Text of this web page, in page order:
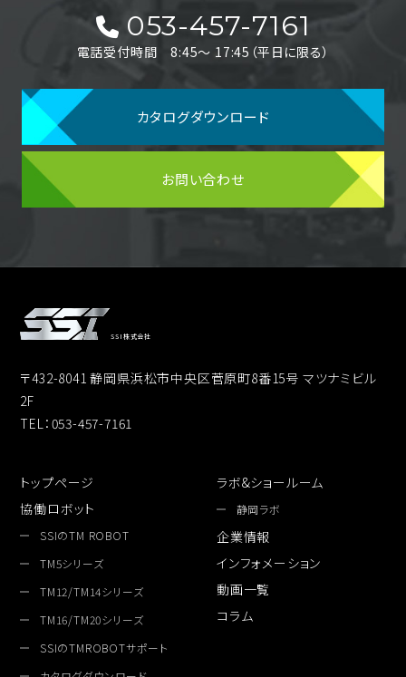
053-457-7161
電話受付時間 8:45〜 17:45（平日に限る）
カタログダウンロード
お問い合わせ
SSI株式会社
〒432-8041 静岡県浜松市中央区菅原町8番15号 マツナミビル
2F
TEL：053-457-7161
トップページ
協働ロボット
SSIのTM ROBOT
TM5シリーズ
TM12/TM14シリーズ
TM16/TM20シリーズ
SSIのTMROBOTサポート
ラボ&ショールーム
静岡ラボ
企業情報
インフォメーション
動画一覧
コラム